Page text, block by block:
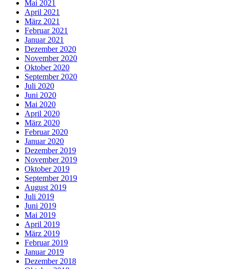
Mai 2021
April 2021
März 2021
Februar 2021
Januar 2021
Dezember 2020
November 2020
Oktober 2020
September 2020
Juli 2020
Juni 2020
Mai 2020
April 2020
März 2020
Februar 2020
Januar 2020
Dezember 2019
November 2019
Oktober 2019
September 2019
August 2019
Juli 2019
Juni 2019
Mai 2019
April 2019
März 2019
Februar 2019
Januar 2019
Dezember 2018